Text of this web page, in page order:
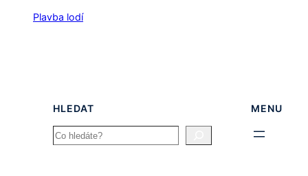
Plavba lodí
HLEDAT
Search
MENU